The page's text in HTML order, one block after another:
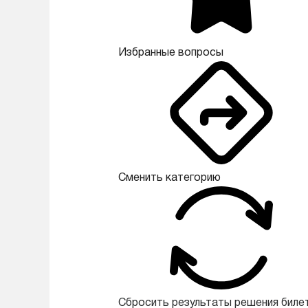
Избранные вопросы
Сменить категорию
Сбросить результаты решения